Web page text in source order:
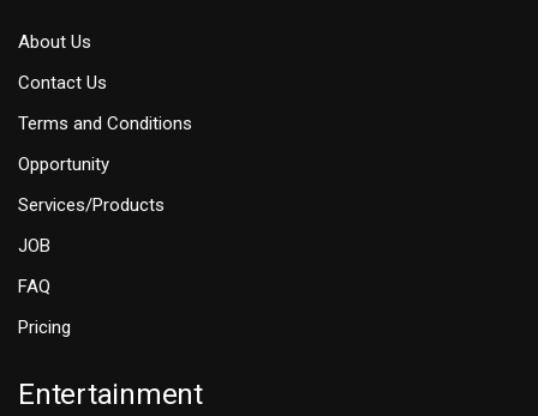
About Us
Contact Us
Terms and Conditions
Opportunity
Services/Products
JOB
FAQ
Pricing
Entertainment